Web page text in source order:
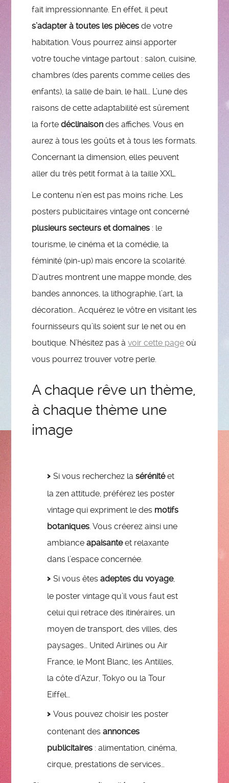
fait impressionnante. En effet, il peut
s’adapter à toutes les pièces de votre
habitation. Vous pourrez ainsi apporter
votre touche vintage partout : salon, cuisine,
chambres (des parents comme celles des
enfants), la salle de bain, le hall… L’une des
raisons de cette adaptabilité est sûrement
la fortedéclinaison des affiches. Vous en
aurez à tous les goûts et à tous les formats.
Concernant la dimension, elles peuvent
aller du très petit format à la taille XXL.
Le contenu n’en est pas moins riche. Les
posters publicitaires vintage ont concerné
plusieurs secteurs et domaines : le
tourisme, le cinéma et la comédie, la
féminité (pin-up) mais encore la scolarité.
D’autres montrent une mappe monde, des
bandes annonces, la lithographie, l’art, la
décoration… Acquérez le vôtre en visitant les
fournisseurs qu’ils soient sur le net ou en
boutique. N’hésitez pas àvoir cette page où
vous pourrez trouver votre perle.
A chaque rêve un thème,
à chaque thème une
image
Si vous recherchez lasérénitéet
la zen attitude, préférez les poster
vintage qui expriment le des motifs
botaniques. Vous créerez ainsi une
ambianceapaisanteet relaxante
dans l’espace concernée.
Si vous êtesadeptes du voyage,
le poster vintage qu’il vous faut est
celui qui retrace des itinéraires, un
moyen de transport, des villes, des
paysages… United Airlines ou Air
France, le Mont Blanc, les Antilles,
la côte d’Azur, Tokyo ou la Tour
Eiffel…
Vous pouvez choisir les poster
contenant desannonces
publicitaires : alimentation, cinéma,
cirque, prestations de services…